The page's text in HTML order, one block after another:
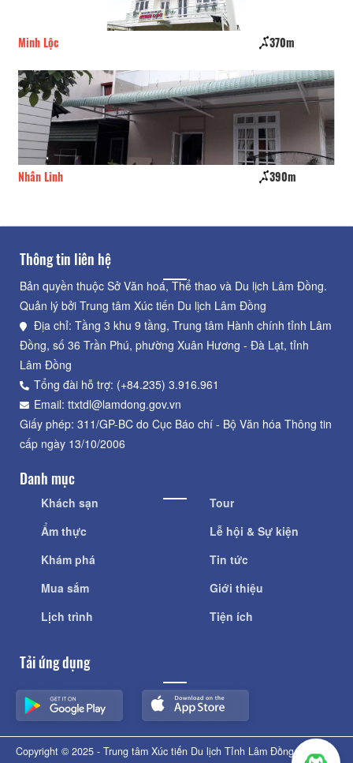
Minh Lộc 370m
Nhân Linh 390m
Thông tin liên hệ
Bản quyền thuộc Sở Văn hoá, Thể thao và Du lịch Lâm Đồng.
Quản lý bởi Trung tâm Xúc tiến Du lịch Lâm Đồng
Địa chỉ: Tầng 3 khu 9 tầng, Trung tâm Hành chính tỉnh Lâm
Đồng, số 36 Trần Phú, phường Xuân Hương - Đà Lạt, tỉnh
Lâm Đồng
Tổng đài hỗ trợ: (+84.235) 3.916.961
Email: ttxtdl@lamdong.gov.vn
Giấy phép: 311/GP-BC do Cục Báo chí - Bộ Văn hóa Thông tin
cấp ngày 13/10/2006
Danh mục
Khách sạn
Ẩm thực
Khám phá
Mua sắm
Lịch trình
Tour
Lễ hội & Sự kiện
Tin tức
Giới thiệu
Tiện ích
Tải ứng dụng
Copyright © 2025 - Trung tâm Xúc tiến Du lịch Tỉnh Lâm Đồng